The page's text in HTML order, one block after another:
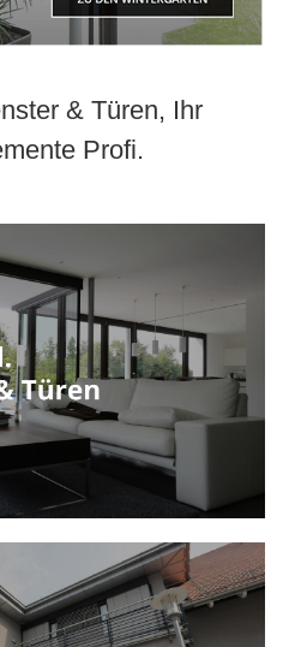
& Türen, Ihr
Profi.